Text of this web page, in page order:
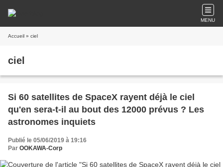
MENU
Accueil » ciel
ciel
Si 60 satellites de SpaceX rayent déjà le ciel
qu'en sera-t-il au bout des 12000 prévus ? Les
astronomes inquiets
Publié le 05/06/2019 à 19:16
Par OOKAWA-Corp